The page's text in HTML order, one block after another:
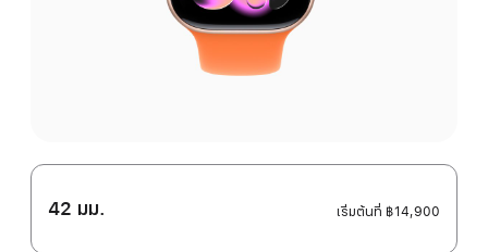
42 มม. เริ่มต้นที่ ฿14,900